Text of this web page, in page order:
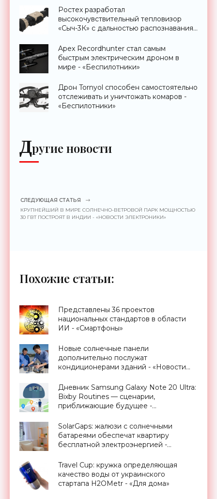
Ростех разработал
высокочувствительный тепловизор
«Сыч-3К» с дальностью распознавания
Apex Recordhunter стал самым
быстрым электрическим дроном в
мире - «Беспилотники»
Дрон Tornyol способен самостоятельно
отслеживать и уничтожать комаров -
«Беспилотники»
Другие новости
СЛЕДУЮЩАЯ СТАТЬЯ
КРУПНЕЙШИЙ В МИРЕ СОЛНЕЧНО-ВЕТРОВОЙ ПАРК МОЩНОСТЬЮ
30 ГВТ ПОСТРОЯТ В ИНДИИ - «НОВОСТИ ЭЛЕКТРОНИКИ»
Похожие статьи:
Представлены 36 проектов
национальных стандартов в области
ИИ - «Смартфоны»
Новые солнечные панели
дополнительно послужат
кондиционерами зданий - «Новости
Дневник Samsung Galaxy Note 20 Ultra:
Bixby Routines — сценарии,
приближающие будущее -
SolarGaps: жалюзи с солнечными
батареями обеспечат квартиру
бесплатной электроэнергией -
Travel Cup: кружка определяющая
качество воды от украинского
стартапа H2OMetr - «Для дома»